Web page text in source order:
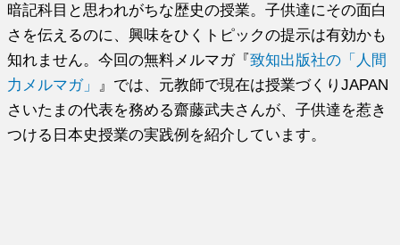
暗記科目と思われがちな歴史の授業。子供達にその面白
さを伝えるのに、興味をひくトピックの提示は有効かも
知れません。今回の無料メルマガ『致知出版社の「人間
力メルマガ」
』では、元教師で現在は授業づくりJAPAN
さいたまの代表を務める齋藤武夫さんが、子供達を惹き
つける日本史授業の実践例を紹介しています。